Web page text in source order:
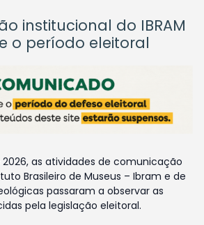
institucional do IBRAM
o período eleitoral
as atividades de comunicação
Brasileiro de Museus – Ibram e de
passaram a observar as
pela legislação eleitoral.